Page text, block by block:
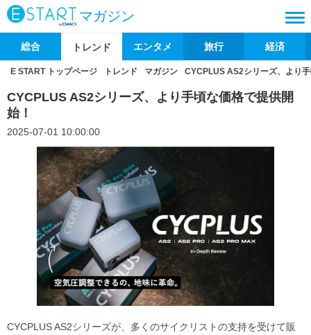
マガジン
総合 トレンド エンタメ 旅行 経済
E START トップページ トレンド マガジン CYCPLUS AS2シリーズ、より
CYCPLUS AS2シリーズ、より手頃な価格で提供開
始！
2025-07-01 10:00:00
CYCPLUS AS2シリーズが、多くのサイクリストの支持を受けて販